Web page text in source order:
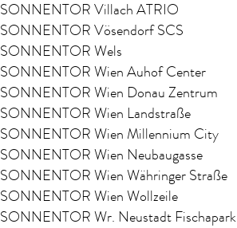
SONNENTOR Villach ATRIO
SONNENTOR Vösendorf SCS
SONNENTOR Wels
SONNENTOR Wien Auhof Center
SONNENTOR Wien Donau Zentrum
SONNENTOR Wien Landstraße
SONNENTOR Wien Millennium City
SONNENTOR Wien Neubaugasse
SONNENTOR Wien Währinger Straße
SONNENTOR Wien Wollzeile
SONNENTOR Wr. Neustadt Fischapark